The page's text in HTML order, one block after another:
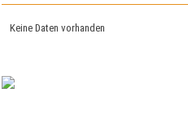
Keine Daten vorhanden